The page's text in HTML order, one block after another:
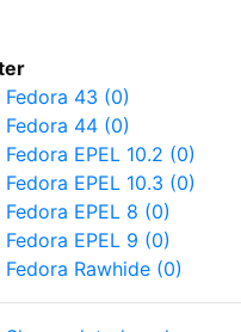
Fedora 43 (0)
Fedora 44 (0)
Fedora EPEL 10.2 (0)
Fedora EPEL 10.3 (0)
Fedora EPEL 8 (0)
Fedora EPEL 9 (0)
Fedora Rawhide (0)